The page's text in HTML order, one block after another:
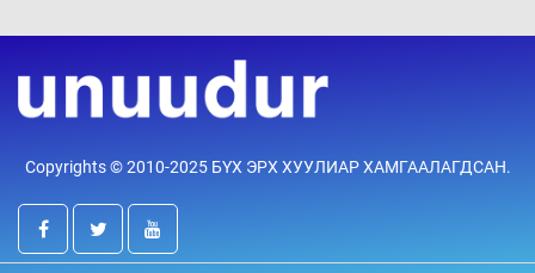
Уржигдар 12 цаг 30 мин
үйлчилж буй гэв
Уржигдар 12 цаг 00 мин
Copyrights © 2010-2025 БҮХ ЭРХ ХУУЛИАР ХАМГААЛАГДСАН.